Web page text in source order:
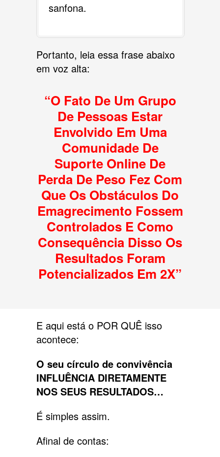
sanfona.
Portanto, leia essa frase abaixo
em voz alta:
“O Fato De Um Grupo
De Pessoas Estar
Envolvido Em Uma
Comunidade De
Suporte Online De
Perda De Peso Fez Com
Que Os Obstáculos Do
Emagrecimento Fossem
Controlados E Como
Consequência Disso Os
Resultados Foram
Potencializados Em 2X”
E aqui está o POR QUÊ isso
acontece:
O seu círculo de convivência
INFLUÊNCIA DIRETAMENTE
NOS SEUS RESULTADOS…
É simples assim.
Afinal de contas: